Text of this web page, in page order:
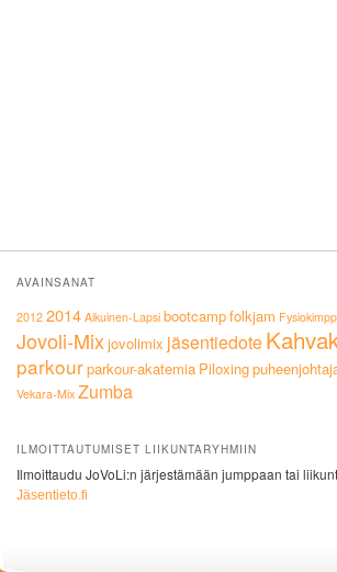
AVAINSANAT
2012 2014 Aikuinen-Lapsi bootcampfolkjam
Jovoli-Mixjovolimix jäsentiedote
parkourparkour-akatemia Piloxing
Vekara-Mix Zumba
ILMOITTAUTUMISET LIIKUNTARYHMIIN
Ilmoittaudu JoVoLi:n järjestämään jumppaan tai
Jäsentieto.fi